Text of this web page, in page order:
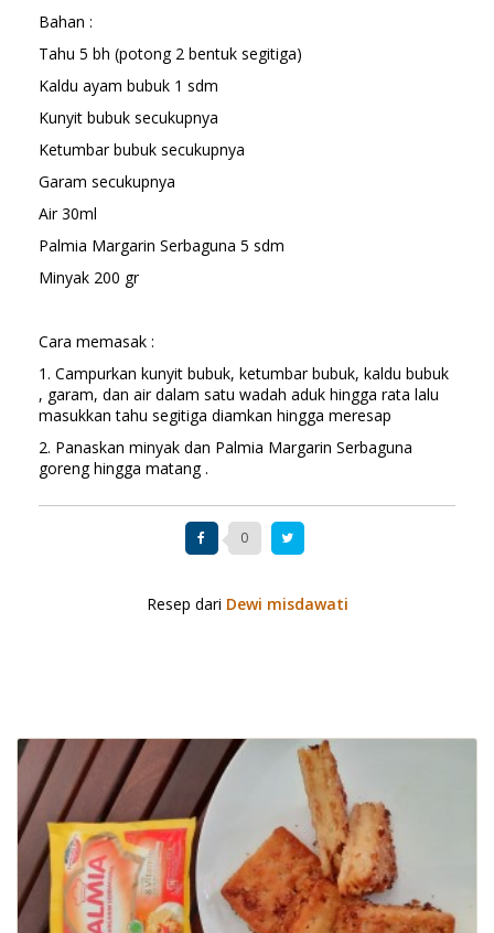
Bahan :
Tahu 5 bh (potong 2 bentuk segitiga)
Kaldu ayam bubuk 1 sdm
Kunyit bubuk secukupnya
Ketumbar bubuk secukupnya
Garam secukupnya
Air 30ml
Palmia Margarin Serbaguna 5 sdm
Minyak 200 gr
Cara memasak :
1. Campurkan kunyit bubuk, ketumbar bubuk, kaldu bubuk
, garam, dan air dalam satu wadah aduk hingga rata lalu
masukkan tahu segitiga diamkan hingga meresap
2. Panaskan minyak dan Palmia Margarin Serbaguna
goreng hingga matang .
0
Resep dari Dewi misdawati